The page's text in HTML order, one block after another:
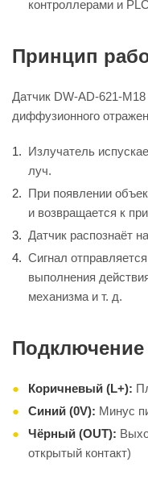
контроллерами и PLC
Принцип
Датчик DW-AD-621-
диффузионного
Излучатель
луч.
При появлении
и возвращается к
Датчик распознаёт
Сигнал
выполнения
механизма и т. д.
Коричневый (L+):
Синий (0V): Минус
Чёрный (OUT):
открытый контакт)